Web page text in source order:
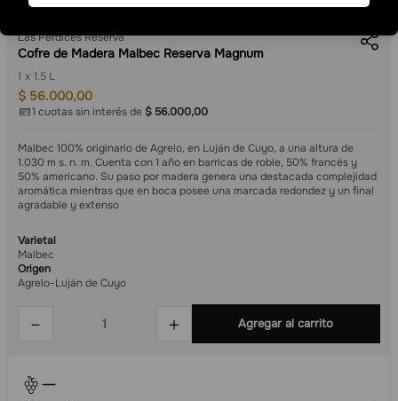
Venta online
Las Perdices Reserva
Cofre de Madera Malbec Reserva Magnum
1 1.5 L
$ 56.000,00
1 cuotas sin interés de $ 56.000,00
Malbec 100% originario de Agrelo, en Luján de Cuyo, a una altura de
1.030 m s. n. m. Cuenta con 1 año en barricas de roble, 50% francés y
50% americano. Su paso por madera genera una destacada complejidad
aromática mientras que en boca posee una marcada redondez y un final
agradable y extenso
Varietal
Malbec
Origen
Agrelo-Luján de Cuyo
＋
－ Agregar al carrito